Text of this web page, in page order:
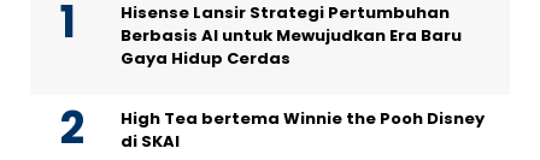
Hisense Lansir Strategi Pertumbuhan
Berbasis AI untuk Mewujudkan Era Baru
Gaya Hidup Cerdas
High Tea bertema Winnie the Pooh Disney
di SKAI